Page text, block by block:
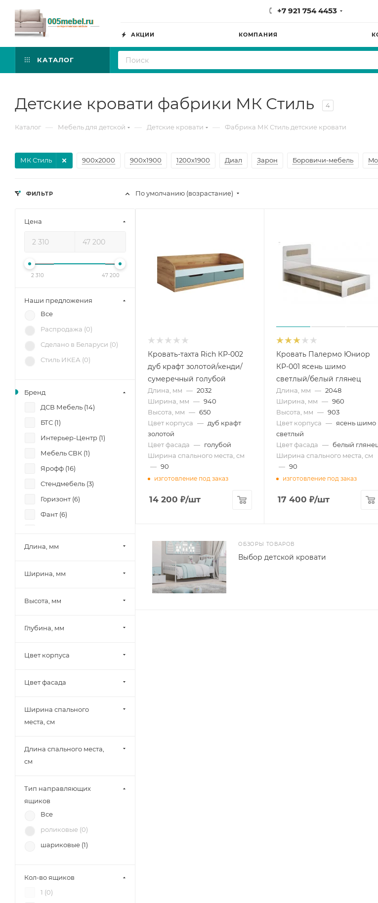
+7 921 754 4453
АКЦИИ КОМПАНИЯ
КАТАЛОГ
Детские кровати фабрики МК Стиль 4
Каталог — Мебель для детской — Детские кровати — Фабрика МК Стиль детские кровати
900х2000 900х1900 1200х1900 Диал Зарон Боровичи-мебель
МК Стиль
По умолчанию (возрастание)
Кровать-тахта Rich КР-002
дуб крафт золотой/кенди/
сумеречный голубой
Длина, мм — 2032
Ширина, мм — 940
Высота, мм — 650
Цвет корпуса — дуб крафт
золотой
Цвет фасада — голубой
Ширина спального места, см
— 90
изготовление под заказ
14 200 ₽/шт
Кровать Палермо Юниор
КР-001 ясень шимо
светлый/белый глянец
Длина, мм — 2048
Ширина, мм — 960
Высота, мм — 903
Цвет корпуса — ясень шимо
светлый
Цвет фасада — белый
Ширина спального места, см
— 90
изготовление под заказ
17 400 ₽/шт
ОБЗОРЫ ТОВАРОВ
Выбор детской кровати
ФИЛЬТР
Цена
2 310 47 200
Наши предложения
Все
Распродажа (0)
Сделано в Беларуси (0)
Стиль ИКЕА (0)
Бренд
ДСВ Мебель (14)
БТС (1)
Интерьер-Центр (1)
Мебель СВК (1)
Ярофф (16)
Стендмебель (3)
Горизонт (6)
Фант (6)
Лион (
Олмеко (
Шведский стандарт
(1)
Mobi (5)
Тэкс (3)
Зарон (9)
Длина, мм
Ширина, мм
Высота, мм
Глубина, мм
Цвет корпуса
Цвет фасада
Ширина спального
места, см
Длина спального места,
см
Тип направляющих
ящиков
Все
роликовые (0)
шариковые (1)
Кол-во ящиков
1 (0)